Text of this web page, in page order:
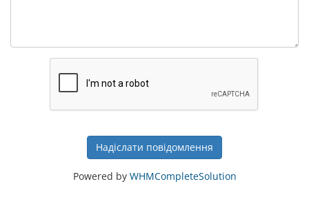
Надіслати повідомлення
Powered by WHMCompleteSolution